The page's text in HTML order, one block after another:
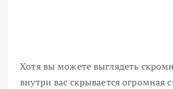
Хотя вы можете выглядеть
внутри вас скрывается огромная